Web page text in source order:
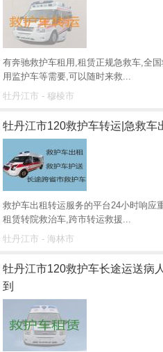
有奔驰救护车租用,租赁正规急救车,全
用监护车等需要,可以随时来救...
牡丹江市 - 穆棱市
牡丹江市120救护车转运|急救车
救护车出租转运服务的平台24小时响应
租赁转院救治车,跨市转运救援...
牡丹江市 - 海林市
牡丹江市120救护车长途运送病
到